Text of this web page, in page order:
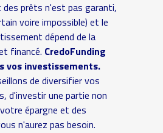
prêts n'est pas garanti,
voire impossible) et le
dépend de la
financé. CredoFunding
vos investissements.
de diversifier vos
d'investir une partie non
épargne et des
n'aurez pas besoin.